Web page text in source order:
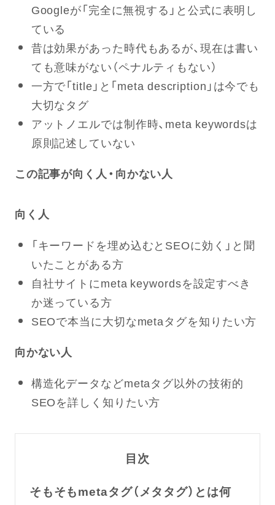
Googleが「完全に無視する」と公式に表明し
ている
昔は効果があった時代もあるが、現在は書い
ても意味がない（ペナルティもない）
一方で「title」と「meta description」は今でも
大切なタグ
アットノエルでは制作時、meta keywordsは
原則記述していない
この記事が向く人・向かない人
向く人
「キーワードを埋め込むとSEOに効く」と聞
いたことがある方
自社サイトにmeta keywordsを設定すべき
か迷っている方
SEOで本当に大切なmetaタグを知りたい方
向かない人
構造化データなどmetaタグ以外の技術的
SEOを詳しく知りたい方
目次
そもそもmetaタグ（メタタグ）とは何